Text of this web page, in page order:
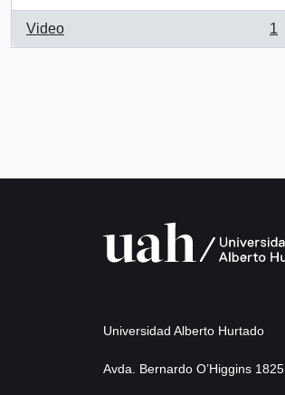
Video
, 1 results
1
Universidad Alberto Hurtado
Avda. Bernardo O’Higgins 1825